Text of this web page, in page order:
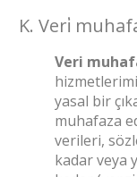
K. Veri̇
Veri
yasal bir
muhafaza
verileri,
kadar veya